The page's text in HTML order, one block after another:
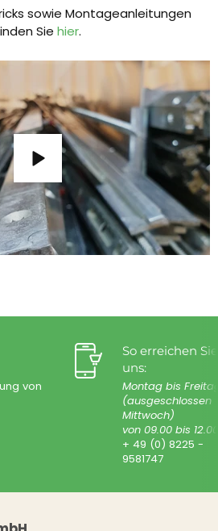
sowie Montageanleitungen
Sie hier.
von
So erreichen Sie
uns:
Montag bis
(ausgeschlossen
Mittwoch)
von 09.00 bis
+ 49 (0) 8225 -
9581747